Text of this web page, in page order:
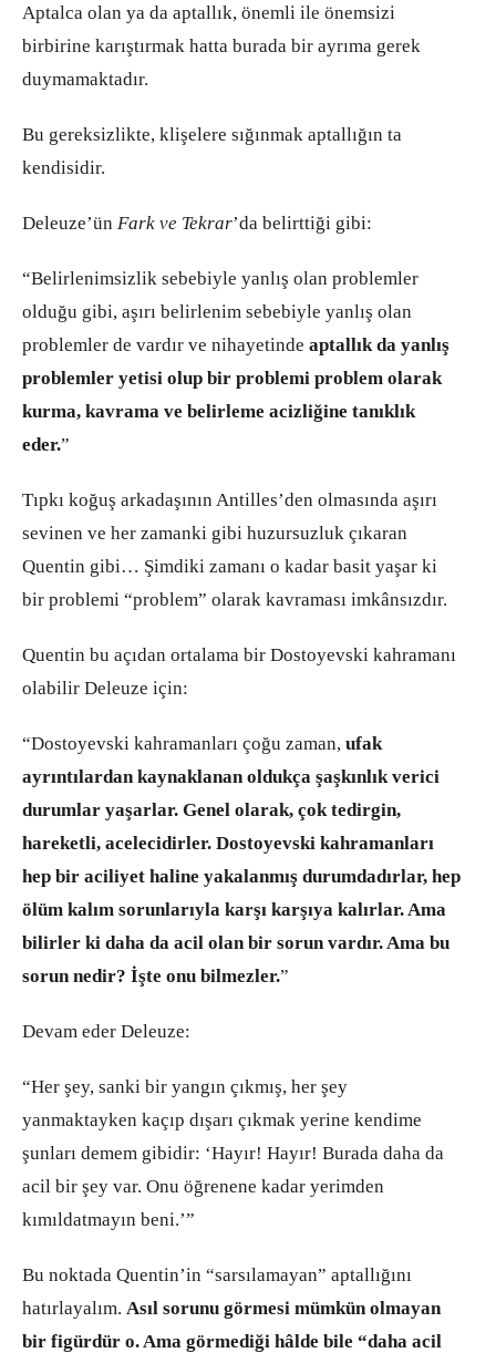
Aptalca olan ya da aptallık, önemli ile önemsizi
birbirine karıştırmak hatta burada bir ayrıma gerek
duymamaktadır.
Bu gereksizlikte, klişelere sığınmak aptallığın ta
kendisidir.
Deleuze’ün Fark ve Tekrar’da belirttiği gibi:
“Belirlenimsizlik sebebiyle yanlış olan problemler
olduğu gibi, aşırı belirlenim sebebiyle yanlış olan
problemler de vardır ve nihayetinde aptallık da yanlış
problemler yetisi olup bir problemi problem olarak
kurma, kavrama ve belirleme acizliğine tanıklık
eder.”
Tıpkı koğuş arkadaşının Antilles’den olmasında aşırı
sevinen ve her zamanki gibi huzursuzluk çıkaran
Quentin gibi… Şimdiki zamanı o kadar basit yaşar ki
bir problemi “problem” olarak kavraması imkânsızdır.
Quentin bu açıdan ortalama bir Dostoyevski kahramanı
olabilir Deleuze için:
“Dostoyevski kahramanları çoğu zaman, ufak
ayrıntılardan kaynaklanan oldukça şaşkınlık verici
durumlar yaşarlar. Genel olarak, çok tedirgin,
hareketli, acelecidirler. Dostoyevski kahramanları
hep bir aciliyet haline yakalanmış durumdadırlar, hep
ölüm kalım sorunlarıyla karşı karşıya kalırlar. Ama
bilirler ki daha da acil olan bir sorun vardır. Ama bu
sorun nedir? İşte onu bilmezler.”
Devam eder Deleuze:
“Her şey, sanki bir yangın çıkmış, her şey
yanmaktayken kaçıp dışarı çıkmak yerine kendime
şunları demem gibidir: ‘Hayır! Hayır! Burada daha da
acil bir şey var. Onu öğrenene kadar yerimden
kımıldatmayın beni.’”
Bu noktada Quentin’in “sarsılamayan” aptallığını
hatırlayalım. Asıl sorunu görmesi mümkün olmayan
bir figürdür o. Ama görmediği hâlde bile “daha acil